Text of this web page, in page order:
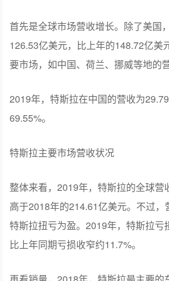
首先是全球市场营收增长。除了美国
126.53亿美元，比上年的148.72亿美
要市场，如中国、荷兰、挪威等地的
2019年，特斯拉在中国的营收为
69.55%。
特斯拉主要市场营收状况
整体来看，2019年，特斯拉的全球营
高于2018年的214.61亿美元。不过，
特斯拉扭亏为盈。2019年，特斯拉亏
比上年同期亏损收窄约11.7%。